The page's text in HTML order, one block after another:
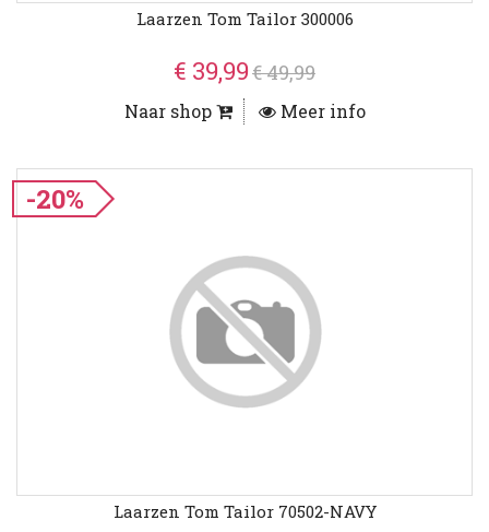
Laarzen Tom Tailor 300006
€ 39,99€ 49,99
Naar shop Meer info
-20%
Laarzen Tom Tailor 70502-NAVY